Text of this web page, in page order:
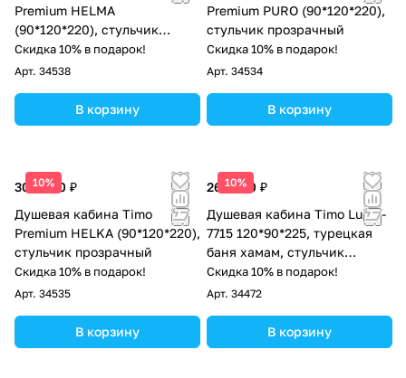
Premium HELMA
(90*120*220), стульчик
прозрачный
Скидка 10% в подарок!
Арт. 34538
В корзину
Premium PURO (90*120*220),
стульчик прозрачный
Скидка 10% в подарок!
Арт. 34534
В корзину
10%
304 900 ₽
Душевая кабина Timo
Premium HELKA (90*120*220),
стульчик прозрачный
Скидка 10% в подарок!
Арт. 34535
В корзину
10%
261 900 ₽
Душевая кабина Timo Lux T-
7715 120*90*225, турецкая
баня хамам, стульчик
прозрачный
Скидка 10% в подарок!
Арт. 34472
В корзину